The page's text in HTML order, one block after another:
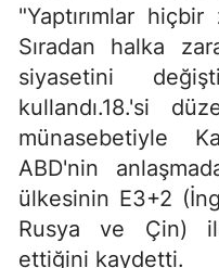
"Yaptırımlar hiçbir
Sıradan halka
siyasetini
kullandı.18.'si
münasebetiyle
ABD'nin
ülkesinin E3+2
Rusya ve Çin)
ettiğini kaydetti.